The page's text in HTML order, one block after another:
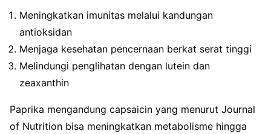
Meningkatkan imunitas melalui kandungan
antioksidan
Menjaga kesehatan pencernaan berkat serat tinggi
Melindungi penglihatan dengan lutein dan
zeaxanthin
Paprika mengandung capsaicin yang menurut Journal
of Nutrition bisa meningkatkan metabolisme hingga